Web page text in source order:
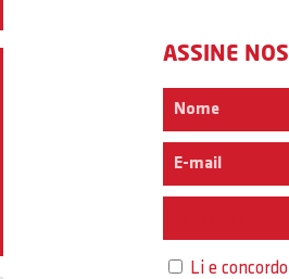
ASSINE
Li e